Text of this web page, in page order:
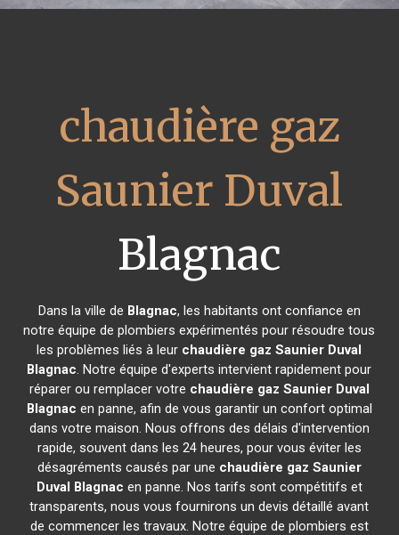
chaudière gaz
Saunier Duval
Blagnac
Dans la ville de Blagnac, les habitants ont confiance en
notre équipe de plombiers expérimentés pour résoudre tous
les problèmes liés à leur chaudière gaz Saunier Duval
Blagnac. Notre équipe d'experts intervient rapidement pour
réparer ou remplacer votre chaudière gaz Saunier Duval
Blagnac en panne, afin de vous garantir un confort optimal
dans votre maison. Nous offrons des délais d'intervention
rapide, souvent dans les 24 heures, pour vous éviter les
désagréments causés par une chaudière gaz Saunier
Duval Blagnac en panne. Nos tarifs sont compétitifs et
transparents, nous vous fournirons un devis détaillé avant
de commencer les travaux. Notre équipe de plombiers est